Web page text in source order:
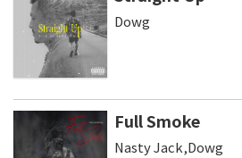
Dowg
Full Smoke
Nasty Jack,Dowg